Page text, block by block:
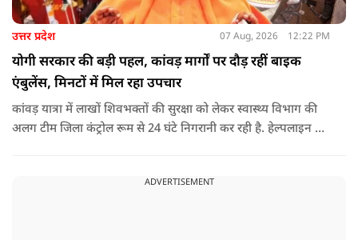
उत्तर प्रदेश 07 Aug, 2026 12:22 PM
योगी सरकार की बड़ी पहल, कांवड़ मार्गों पर दौड़ रहीं बाइक
एंबुलेंस, मिनटों में मिल रहा उपचार
कांवड़ यात्रा में लाखों शिवभक्तों की सुरक्षा को लेकर स्वास्थ्य विभाग की
अलग टीम जिला कंट्रोल रूम से 24 घंटे निगरानी कर रही है. हेल्पलाइन पर
ADVERTISEMENT